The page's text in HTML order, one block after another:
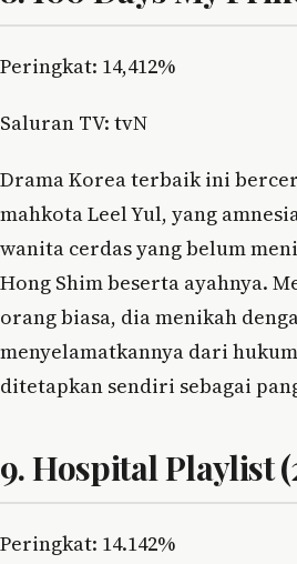
Peringkat: 14,412%
Saluran TV: tvN
Drama Korea terbaik ini
mahkota Leel Yul, yang
wanita cerdas yang belum
Hong Shim beserta ayahnya.
orang biasa, dia menikah
menyelamatkannya dari
ditetapkan sendiri sebagai
9. Hospital Playlist
Peringkat: 14.142%